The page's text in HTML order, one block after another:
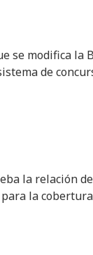
se modifica
de
la relación
la